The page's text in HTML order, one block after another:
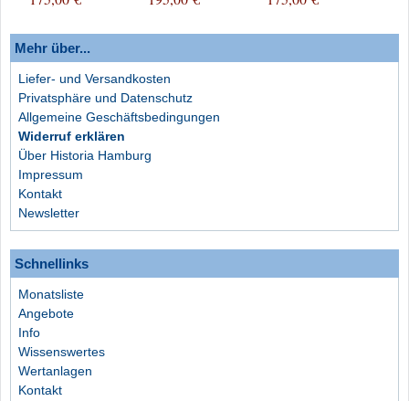
Martin in Moskau
Heiligen Jungfrau - Y.
Waffenproduktion in
Mehr über...
Liefer- und Versandkosten
Privatsphäre und Datenschutz
Allgemeine Geschäftsbedingungen
Widerruf erklären
Über Historia Hamburg
Impressum
Kontakt
Newsletter
Schnellinks
Monatsliste
Angebote
Info
Wissenswertes
Wertanlagen
Kontakt